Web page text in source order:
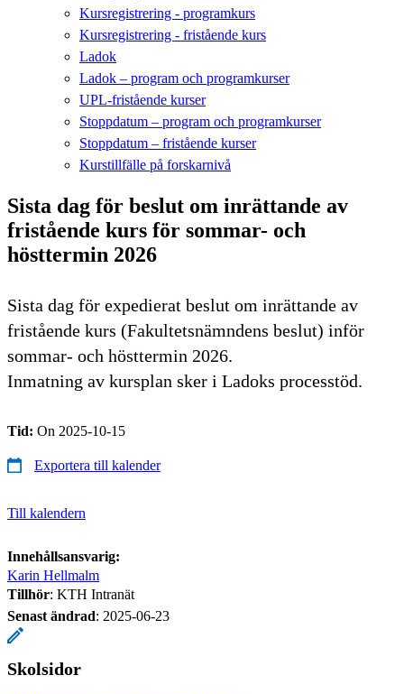
Kursregistrering - programkurs
Kursregistrering - fristående kurs
Ladok
Ladok – program och programkurser
UPL-fristående kurser
Stoppdatum – program och programkurser
Stoppdatum – fristående kurser
Kurstillfälle på forskarnivå
Sista dag för beslut om inrättande av
fristående kurs för sommar- och
hösttermin 2026
Sista dag för expedierat beslut om inrättande av
fristående kurs (Fakultetsnämndens beslut) inför
sommar- och hösttermin 2026.
Inmatning av kursplan sker i Ladoks processtöd.
Tid: On 2025-10-15
Exportera till kalender
Till kalendern
Innehållsansvarig:
Karin Hellmalm
Tillhör: KTH Intranät
Senast ändrad: 2025-06-23
Skolsidor